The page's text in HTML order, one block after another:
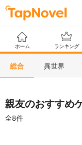
ホーム ランキング
総合 異世界
親友のおすすめ
全8件